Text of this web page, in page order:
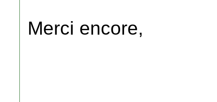
Merci encore,